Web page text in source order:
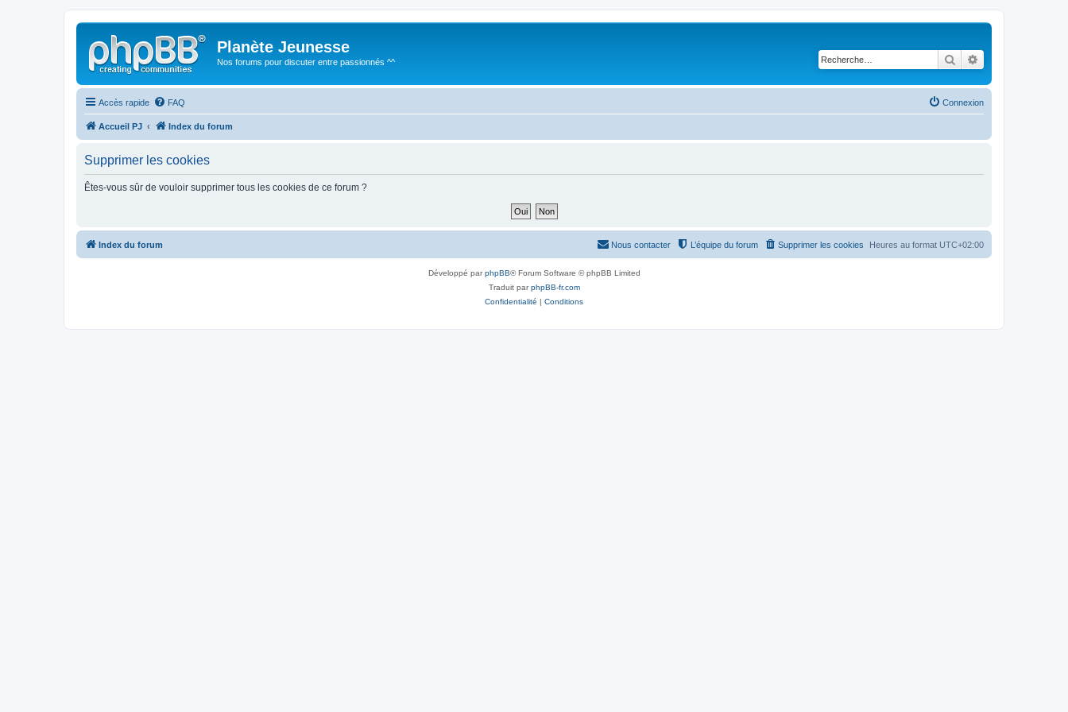
Planète Jeunesse
Nos forums pour discuter entre passionnés ^^ Rechercher
Accès rapide FAQ Connexion
Accueil PJ Index du forum
Supprimer les cookies
Êtes-vous sûr de vouloir supprimer tous les cookies de ce forum ?
Index du forum Heures au format UTC+02:00
Supprimer les cookies
L’équipe du forum
Nous contacter
Développé parphpBB® Forum Software © phpBB Limited
Traduit parphpBB-fr.com
Confidentialité | Conditions